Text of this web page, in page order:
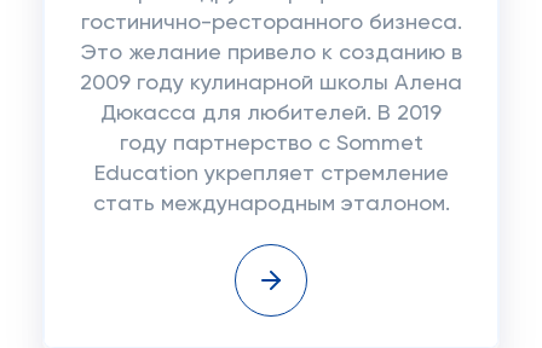
гостинично-ресторанного бизнеса.
Это желание привело к созданию в
2009 году кулинарной школы Алена
Дюкасса для любителей. В 2019
году партнерство с Sommet
Education укрепляет стремление
стать международным эталоном.